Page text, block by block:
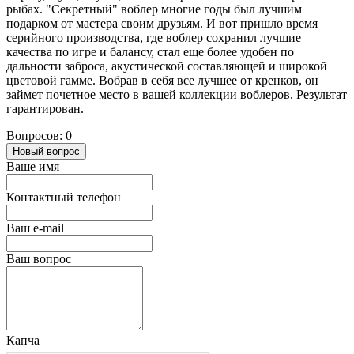
рыбах. "Секретный" воблер многие годы был лучшим
подарком от мастера своим друзьям. И вот пришло время
серийного производства, где воблер сохранил лучшие
качества по игре и балансу, стал еще более удобен по
дальности заброса, акустической составляющей и широкой
цветовой гамме. Вобрав в себя все лучшее от кренков, он
займет почетное место в вашей коллекции воблеров. Результат
гарантирован.
Вопросов: 0
Новый вопрос
Ваше имя
Контактный телефон
Ваш e-mail
Ваш вопрос
Капча